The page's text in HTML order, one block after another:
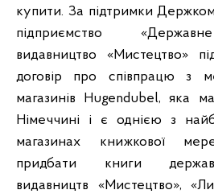
купити. За підтримки
підприємство
видавництво «Мистецтво»
договір про співпрацю з
магазинів Hugendubel, яка
Німеччині і є однією з
магазинах книжкової
придбати книги
видавництв «Мистецтво»,